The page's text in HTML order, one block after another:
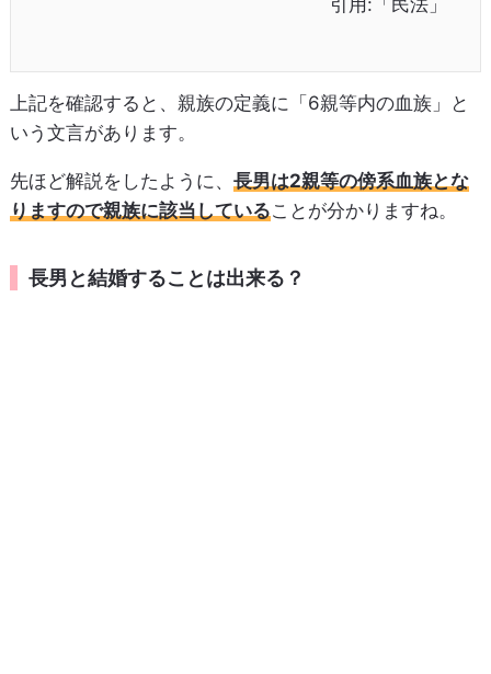
引用:「民法」
上記を確認すると、親族の定義に「6親等内の血族」と
いう文言があります。
先ほど解説をしたように、 長男は2親等の傍系血族とな
りますので親族に該当していることが分かりますね。
長男と結婚することは出来る？